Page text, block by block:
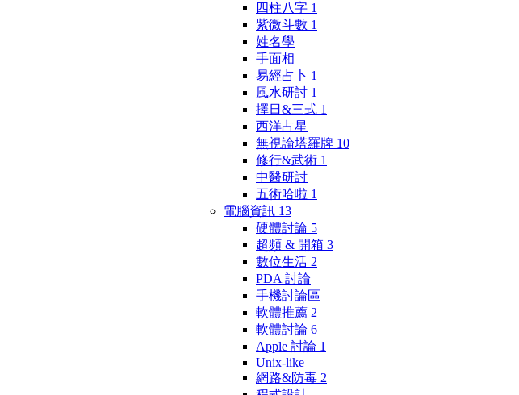
四柱八字 1
紫微斗數 1
姓名學
手面相
易經占卜 1
風水研討 1
擇日&三式 1
西洋占星
無視論塔羅牌 10
修行&武術 1
中醫研討
五術哈啦 1
電腦資訊 13
硬體討論 5
超頻 & 開箱 3
數位生活 2
PDA 討論
手機討論區
軟體推薦 2
軟體討論 6
Apple 討論 1
Unix-like
網路&防毒 2